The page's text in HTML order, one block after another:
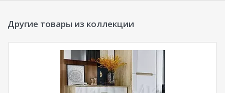
Другие товары из коллекции